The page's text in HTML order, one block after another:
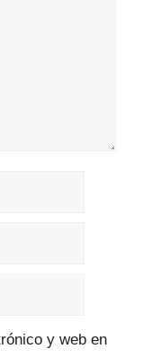
y web en